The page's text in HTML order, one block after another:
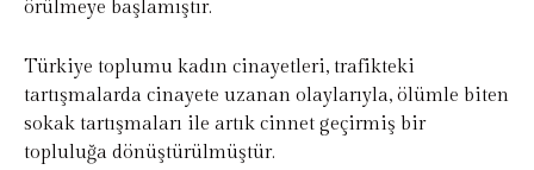
örülmeye başlamıştır.
Türkiye toplumu kadın cinayetleri, trafikteki
tartışmalarda cinayete uzanan olaylarıyla, ölümle biten
sokak tartışmaları ile artık cinnet geçirmiş bir
topluluğa dönüştürülmüştür.